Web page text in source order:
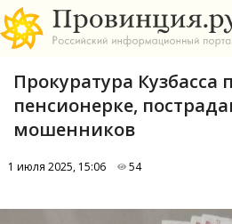
Прокуратура Кузбасса
пенсионерке,
мошенников
1 июля 2025, 15:06 54